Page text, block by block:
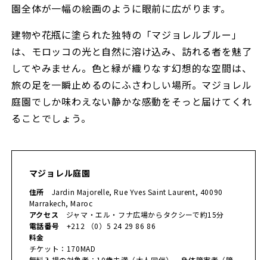
園全体が一幅の絵画のように眼前に広がります。
建物や花瓶に塗られた独特の「マジョレルブルー」
は、モロッコの光と自然に溶け込み、訪れる者を魅了
してやみません。色と緑が織りなす幻想的な空間は、
旅の足を一瞬止めるのにふさわしい場所。マジョレル
庭園でしか味わえない静かな感動をそっと届けてくれ
ることでしょう。
マジョレル庭園
住所 Jardin Majorelle, Rue Yves Saint Laurent, 40090
Marrakech, Maroc
アクセス ジャマ・エル・フナ広場からタクシーで約15分
電話番号 +212 （0）5 24 29 86 86
料金
チケット：170MAD